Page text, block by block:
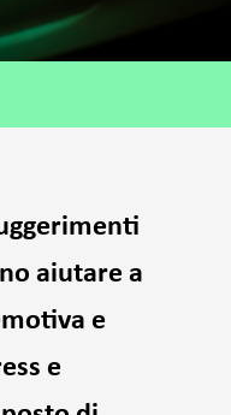
aiutare a
e
e